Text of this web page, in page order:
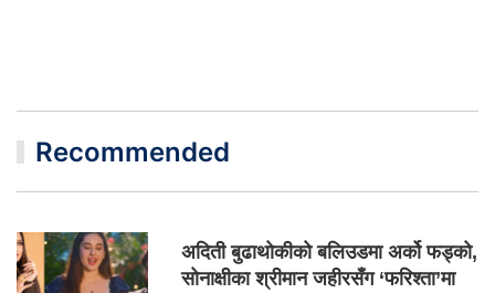
Recommended
अदिती बुढाथोकीको बलिउडमा अर्को फड्को,
सोनाक्षीका श्रीमान जहीरसँग ‘फरिश्ता’मा